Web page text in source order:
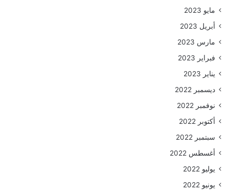
مايو 2023
أبريل 2023
مارس 2023
فبراير 2023
يناير 2023
ديسمبر 2022
نوفمبر 2022
أكتوبر 2022
سبتمبر 2022
أغسطس 2022
يوليو 2022
يونيو 2022